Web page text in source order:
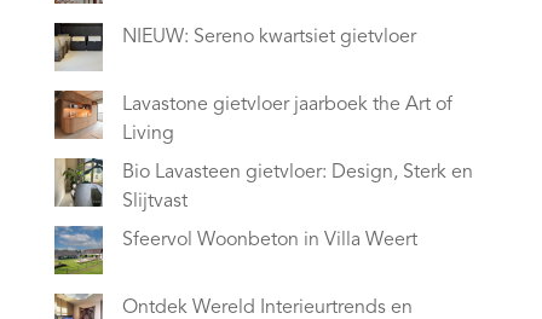
NIEUW: Sereno kwartsiet gietvloer
Lavastone gietvloer jaarboek the Art of
Living
Bio Lavasteen gietvloer: Design, Sterk en
Slijtvast
Sfeervol Woonbeton in Villa Weert
Ontdek Wereld Interieurtrends en